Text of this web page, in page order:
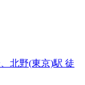
北野(東京)駅 徒